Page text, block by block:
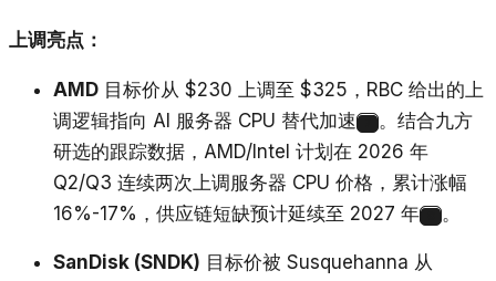
上调亮点：
AMD 目标价从 $230 上调至 $325，RBC 给出的上
调逻辑指向 AI 服务器 CPU 替代加速
。结合九方
研选的跟踪数据，AMD/Intel 计划在 2026 年
Q2/Q3 连续两次上调服务器 CPU 价格，累计涨幅
16%-17%，供应链短缺预计延续至 2027 年
。
SanDisk (SNDK) 目标价被 Susquehanna 从